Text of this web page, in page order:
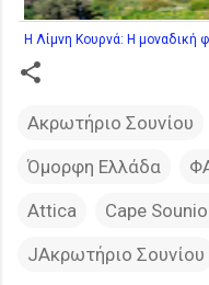
Η Λίμνη Κουρνά: Η μοναδική
Ακρωτήριο Σουνίου
Όμορφη Ελλάδα
Attica
Cape
JΑκρωτήριο Σουνίου